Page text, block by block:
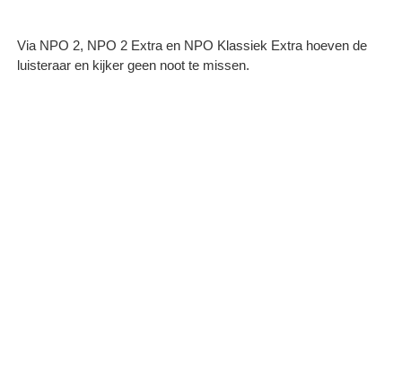
Via NPO 2, NPO 2 Extra en NPO Klassiek Extra hoeven de
luisteraar en kijker geen noot te missen.